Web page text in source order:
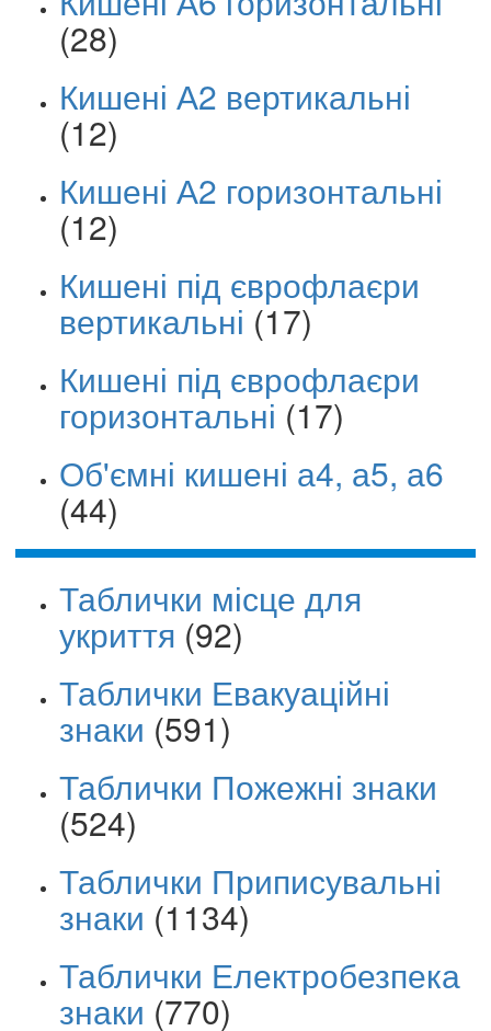
(28)
Кишені А2 вертикальні
(12)
Кишені А2 горизонтальні
(12)
Кишені під єврофлаєри
вертикальні (17)
Кишені під єврофлаєри
горизонтальні (17)
Об'ємні кишені а4, а5, а6
(44)
Таблички місце для
укриття (92)
Таблички Евакуаційні
знаки (591)
Таблички Пожежні знаки
(524)
Таблички Приписувальні
знаки (1134)
Таблички Електробезпека
знаки (770)